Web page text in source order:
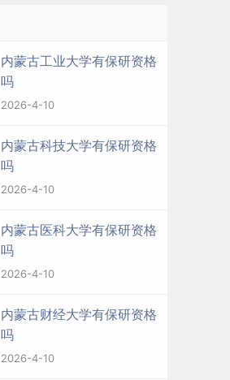
内蒙古工业大学有保研资格
吗
2026-4-10
内蒙古科技大学有保研资格
吗
2026-4-10
内蒙古医科大学有保研资格
吗
2026-4-10
内蒙古财经大学有保研资格
吗
2026-4-10